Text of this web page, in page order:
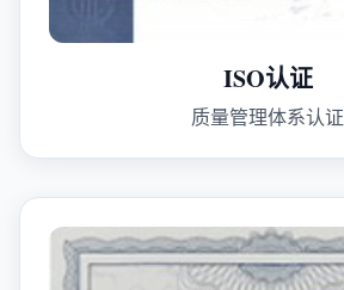
ISO认证
质量管理体系认证